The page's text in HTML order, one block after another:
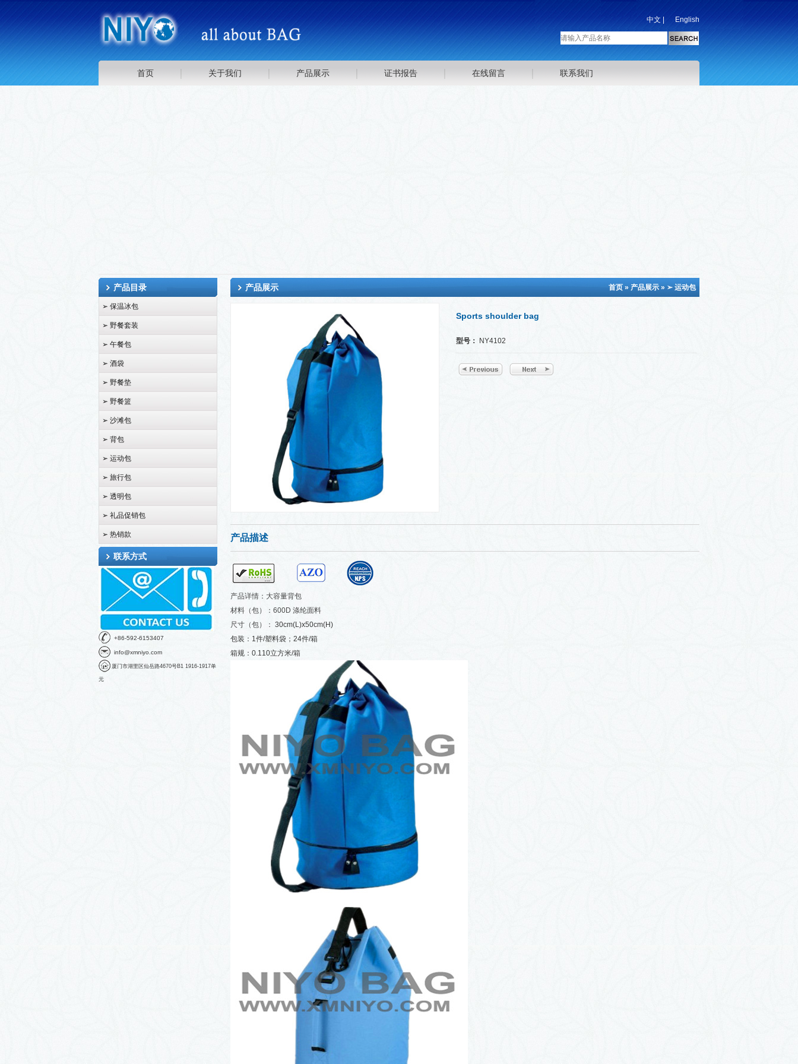
中文 English
首页 关于我们 产品展示 证书报告 在线留言 联系我们
产品目录
➢ 保温冰包
➢ 野餐套装
➢ 午餐包
➢ 酒袋
➢ 野餐垫
➢ 野餐篮
➢ 沙滩包
➢ 背包
➢ 运动包
➢ 旅行包
➢ 透明包
➢ 礼品促销包
➢ 热销款
联系方式
+86-592-6153407
info@xmniyo.com
厦门市湖里区仙岳路4670号B1 1916-1917单
元
首页 » 产品展示 » ➢ 运动包
产品展示
Sports shoulder bag
型号： NY4102
产品描述
产品详情：大容量背包
材料（包）：600D 涤纶面料
尺寸（包）： 30cm(L)x50cm(H)
包装：1件/塑料袋；24件/箱
箱规： 0.110立方米/箱